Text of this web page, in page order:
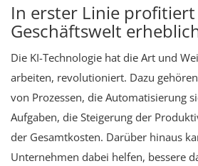
In erster Linie
Geschäftswelt
Die KI-Technologie hat die Art und
arbeiten, revolutioniert. Dazu
von Prozessen, die Automatisierung
Aufgaben, die Steigerung der
der Gesamtkosten. Darüber hinaus
Unternehmen dabei helfen, bessere